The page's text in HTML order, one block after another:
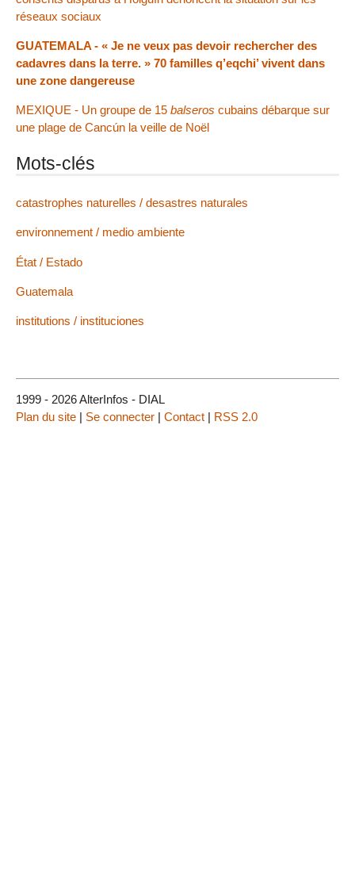
réseaux sociaux
GUATEMALA - « Je ne veux pas devoir rechercher des
cadavres dans la terre. » 70 familles q’eqchi’ vivent dans
une zone dangereuse
MEXIQUE - Un groupe de 15 balseros cubains débarque sur
une plage de Cancún la veille de Noël
Mots-clés
catastrophes naturelles / desastres naturales
environnement / medio ambiente
État / Estado
Guatemala
institutions / instituciones
1999 - 2026 AlterInfos - DIAL
Plan du site | Se connecter | Contact | RSS 2.0